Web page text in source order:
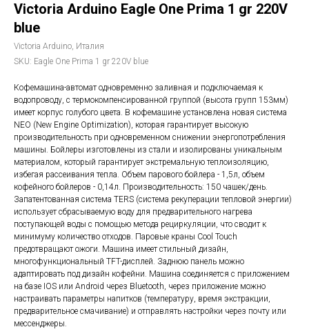
Victoria Arduino Eagle One Prima 1 gr 220V
blue
Victoria Arduino, Италия
SKU: Eagle One Prima 1 gr 220V blue
Кофемашина-автомат одновременно заливная и подключаемая к
водопроводу, с термокомпенсированной группой (высота групп 153мм)
имеет корпус голубого цвета. В кофемашине установлена новая система
NEO (New Engine Optimization), которая гарантирует высокую
производительность при одновременном снижении энергопотребления
машины. Бойлеры изготовлены из стали и изолированы уникальным
материалом, который гарантирует экстремальную теплоизоляцию,
избегая рассеивания тепла. Объем парового бойлера - 1,5л, объем
кофейного бойлеров - 0,14л. Производительность: 150 чашек/день.
Запатентованная система TERS (система рекуперации тепловой энергии)
использует сбрасываемую воду для предварительного нагрева
поступающей воды с помощью метода рециркуляции, что сводит к
минимуму количество отходов. Паровые краны Cool Touch
предотвращают ожоги. Машина имеет стильный дизайн,
многофункциональный TFT-дисплей. Заднюю панель можно
адаптировать под дизайн кофейни. Машина соединяется с приложением
на базе IOS или Android через Bluetooth, через приложение можно
настраивать параметры напитков (температуру, время экстракции,
предварительное смачивание) и отправлять настройки через почту или
мессенджеры.